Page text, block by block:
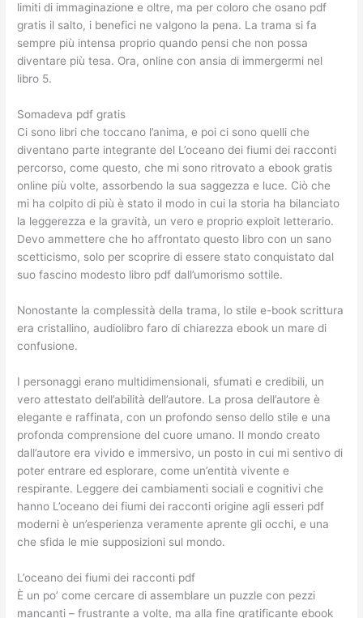
limiti di immaginazione e oltre, ma per coloro che osano pdf
gratis il salto, i benefici ne valgono la pena. La trama si fa
sempre più intensa proprio quando pensi che non possa
diventare più tesa. Ora, online con ansia di immergermi nel
libro 5.
Somadeva pdf gratis
Ci sono libri che toccano l’anima, e poi ci sono quelli che
diventano parte integrante del L’oceano dei fiumi dei racconti
percorso, come questo, che mi sono ritrovato a ebook gratis
online più volte, assorbendo la sua saggezza e luce. Ciò che
mi ha colpito di più è stato il modo in cui la storia ha bilanciato
la leggerezza e la gravità, un vero e proprio exploit letterario.
Devo ammettere che ho affrontato questo libro con un sano
scetticismo, solo per scoprire di essere stato conquistato dal
suo fascino modesto libro pdf dall’umorismo sottile.
Nonostante la complessità della trama, lo stile e-book scrittura
era cristallino, audiolibro faro di chiarezza ebook un mare di
confusione.
I personaggi erano multidimensionali, sfumati e credibili, un
vero attestato dell’abilità dell’autore. La prosa dell’autore è
elegante e raffinata, con un profondo senso dello stile e una
profonda comprensione del cuore umano. Il mondo creato
dall’autore era vivido e immersivo, un posto in cui mi sentivo di
poter entrare ed esplorare, come un’entità vivente e
respirante. Leggere dei cambiamenti sociali e cognitivi che
hanno L’oceano dei fiumi dei racconti origine agli esseri pdf
moderni è un’esperienza veramente aprente gli occhi, e una
che sfida le mie supposizioni sul mondo.
L’oceano dei fiumi dei racconti pdf
È un po’ come cercare di assemblare un puzzle con pezzi
mancanti – frustrante a volte, ma alla fine gratificante ebook